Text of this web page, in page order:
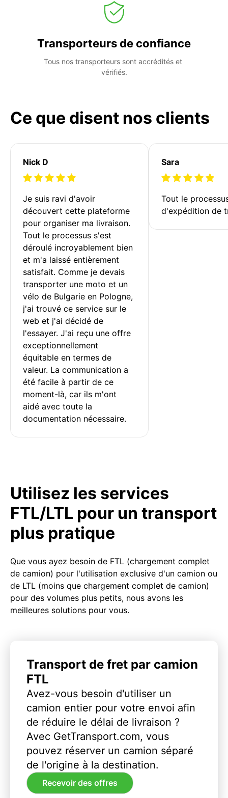
Transporteurs de confiance
Tous nos transporteurs sont accrédités et
vérifiés.
Ce que disent nos clients
Nick D
Je suis ravi d'avoir
découvert cette plateforme
pour organiser ma livraison.
Tout le processus s'est
déroulé incroyablement bien
et m'a laissé entièrement
satisfait. Comme je devais
transporter une moto et un
vélo de Bulgarie en Pologne,
j'ai trouvé ce service sur le
web et j'ai décidé de
l'essayer. J'ai reçu une offre
exceptionnellement
équitable en termes de
valeur. La communication a
été facile à partir de ce
moment-là, car ils m'ont
aidé avec toute la
documentation nécessaire.
Sara
Tout le
d'expédition de
Utilisez les services
FTL/LTL pour un transport
plus pratique
Que vous ayez besoin de FTL (chargement complet
de camion) pour l'utilisation exclusive d'un camion ou
de LTL (moins que chargement complet de camion)
pour des volumes plus petits, nous avons les
meilleures solutions pour vous.
Transport de fret par camion
FTL
Avez-vous besoin d'utiliser un
camion entier pour votre envoi afin
de réduire le délai de livraison ?
Avec GetTransport.com, vous
pouvez réserver un camion séparé
de l'origine à la destination.
Recevoir des offres